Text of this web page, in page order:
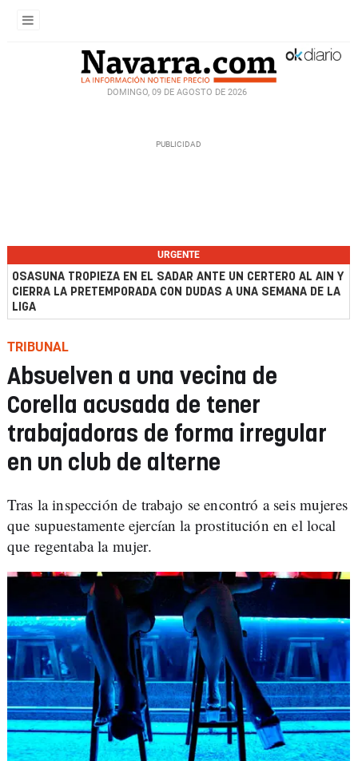
DOMINGO, 09 DE AGOSTO DE 2026
URGENTE
OSASUNA TROPIEZA EN EL SADAR ANTE UN CERTERO AL AIN Y
CIERRA LA PRETEMPORADA CON DUDAS A UNA SEMANA DE LA
LIGA
TRIBUNAL
Absuelven a una vecina de
Corella acusada de tener
trabajadoras de forma irregular
en un club de alterne
Tras la inspección de trabajo se encontró a seis mujeres
que supuestamente ejercían la prostitución en el local
que regentaba la mujer.